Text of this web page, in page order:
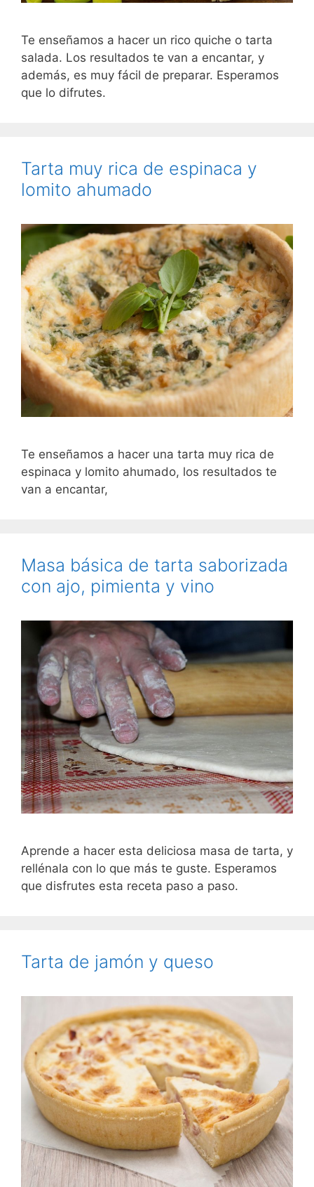
Te enseñamos a hacer un rico quiche o tarta
salada. Los resultados te van a encantar, y
además, es muy fácil de preparar. Esperamos
que lo difrutes.
Tarta muy rica de espinaca y
lomito ahumado
Te enseñamos a hacer una tarta muy rica de
espinaca y lomito ahumado, los resultados te
van a encantar,
Masa básica de tarta saborizada
con ajo, pimienta y vino
Aprende a hacer esta deliciosa masa de tarta, y
rellénala con lo que más te guste. Esperamos
que disfrutes esta receta paso a paso.
Tarta de jamón y queso